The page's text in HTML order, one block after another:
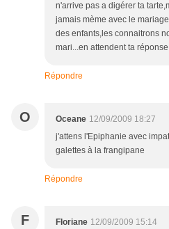
n'arrive pas a digérer ta
jamais mème avec le
des enfants,les connaitrons
mari...en attendent ta
Répondre
O Oceane 12/09/2009 18:27
j'attens l'Epiphanie avec
galettes à la frangipane
Répondre
F Floriane 12/09/2009 15:14